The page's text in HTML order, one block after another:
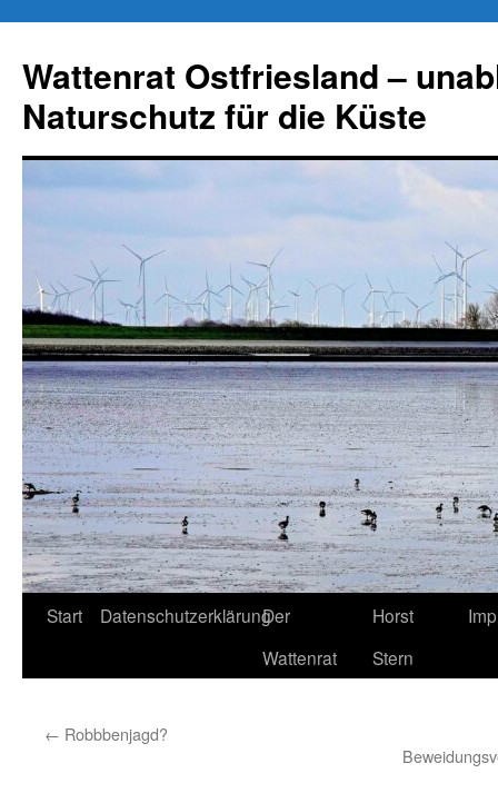
springen
Wattenrat Ostfriesland –
Naturschutz für die Küste
Start DatenschutzerklärungDer
Wattenrat
Horst
Stern
← Robbbenjagd?